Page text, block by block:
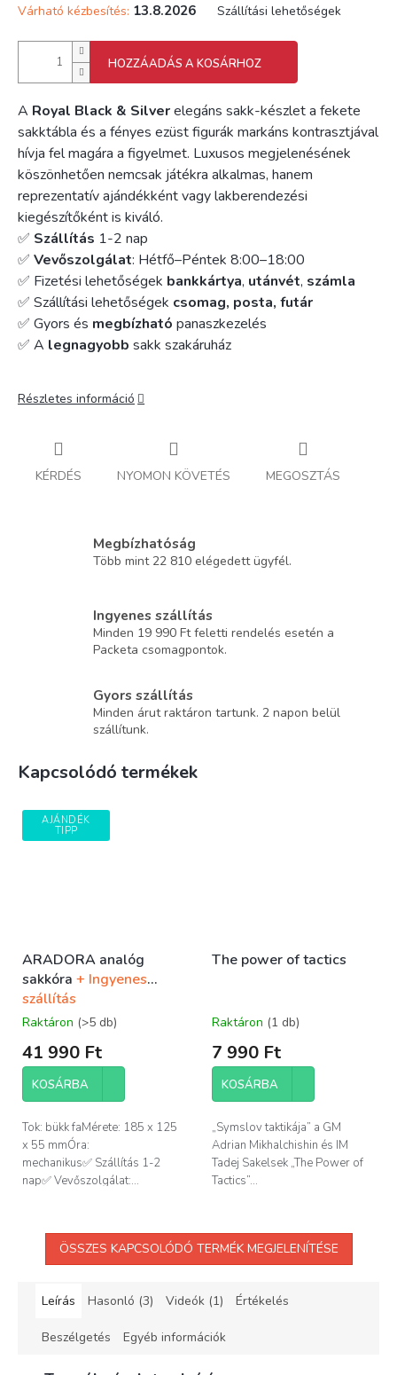
Várható kézbesítés: 13.8.2026 Szállítási lehetőségek
HOZZÁADÁS A KOSÁRHOZ
A Royal Black & Silverelegáns sakk-készlet a fekete
sakktábla és a fényes ezüst figurák markáns kontrasztjával
hívja fel magára a figyelmet. Luxusos megjelenésének
köszönhetően nemcsak játékra alkalmas, hanem
reprezentatív ajándékként vagy lakberendezési
kiegészítőként is kiváló.
✅ Szállítás 1-2 nap
✅ Vevőszolgálat: Hétfő–Péntek 8:00–18:00
✅ Fizetési lehetőségek bankkártya, utánvét, számla
✅ Szállítási lehetőségek csomag, posta, futár
✅ Gyors és megbízható panaszkezelés
✅ A legnagyobb sakk szakáruház
Részletes információ
KÉRDÉS NYOMON KÖVETÉS MEGOSZTÁS
Megbízhatóság
Több mint 22 810 elégedett ügyfél.
Ingyenes szállítás
Minden 19 990 Ft feletti rendelés esetén a
Packeta csomagpontok.
Gyors szállítás
Minden árut raktáron tartunk. 2 napon belül
szállítunk.
Kapcsolódó termékek
AJÁNDÉK
TIPP
ARADORA analóg
sakkóra + Ingyenes
szállítás
Raktáron (>5 db)
41 990 Ft
KOSÁRBA
Tok: bükk faMérete: 185 x 125
x 55 mmÓra:
mechanikus✅ Szállítás 1-2
nap✅ Vevőszolgálat:...
The power of tactics
Raktáron (1 db)
7 990 Ft
KOSÁRBA
„Symslov taktikája” a GM
Adrian Mikhalchishin és IM
Tadej Sakelsek „The Power of
Tactics”...
ÖSSZES KAPCSOLÓDÓ TERMÉK MEGJELENÍTÉSE
Leírás Hasonló (3) Videók (1) Értékelés
Beszélgetés Egyéb információk